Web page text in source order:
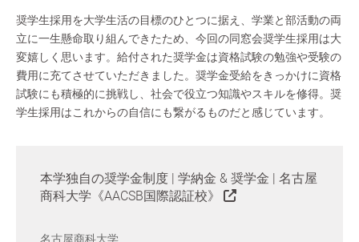
奨学生採用を大学生活の目標のひとつに据え、学業と部活動の両
立に一生懸命取り組んできたため、今回の同窓会奨学生採用は大
変嬉しく思います。給付された奨学金は資格試験の勉強や受験の
費用に充てさせていただきました。奨学金受給をきっかけに資格
試験にも積極的に挑戦し、社会で役立つ知識やスキルを修得。奨
学生採用はこれからの自信にも繋がるものだと感じています。
本学独自の奨学金制度 | 学納金 & 奨学金 | 名古屋
商科大学《AACSB国際認証校》
名古屋商科大学